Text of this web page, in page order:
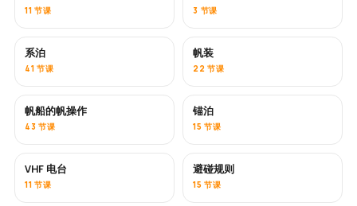
11 节课 3 节课
系泊
41 节课
帆装
22 节课
帆船的帆操作
43 节课
锚泊
15 节课
VHF 电台
11 节课
避碰规则
15 节课